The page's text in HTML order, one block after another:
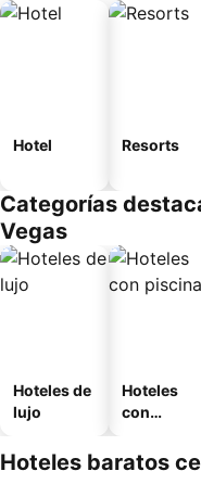
Hotel Resorts
Categorías
Vegas
Hoteles de
lujo
Hoteles
con
Hoteles baratos